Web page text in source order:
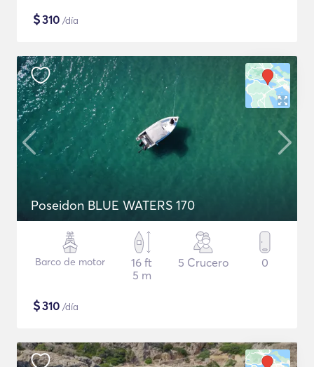
$310 /día
Poseidon BLUE WATERS 170
Barco de motor
16 ft
5 m
5 Crucero 0
$310 /día